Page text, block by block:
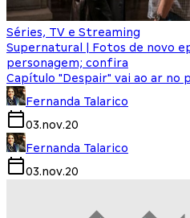
Séries, TV e Streaming
Supernatural | Fotos de novo
personagem; confira
Capítulo "Despair" vai ao ar no
Fernanda Talarico
03.nov.20
Fernanda Talarico
03.nov.20